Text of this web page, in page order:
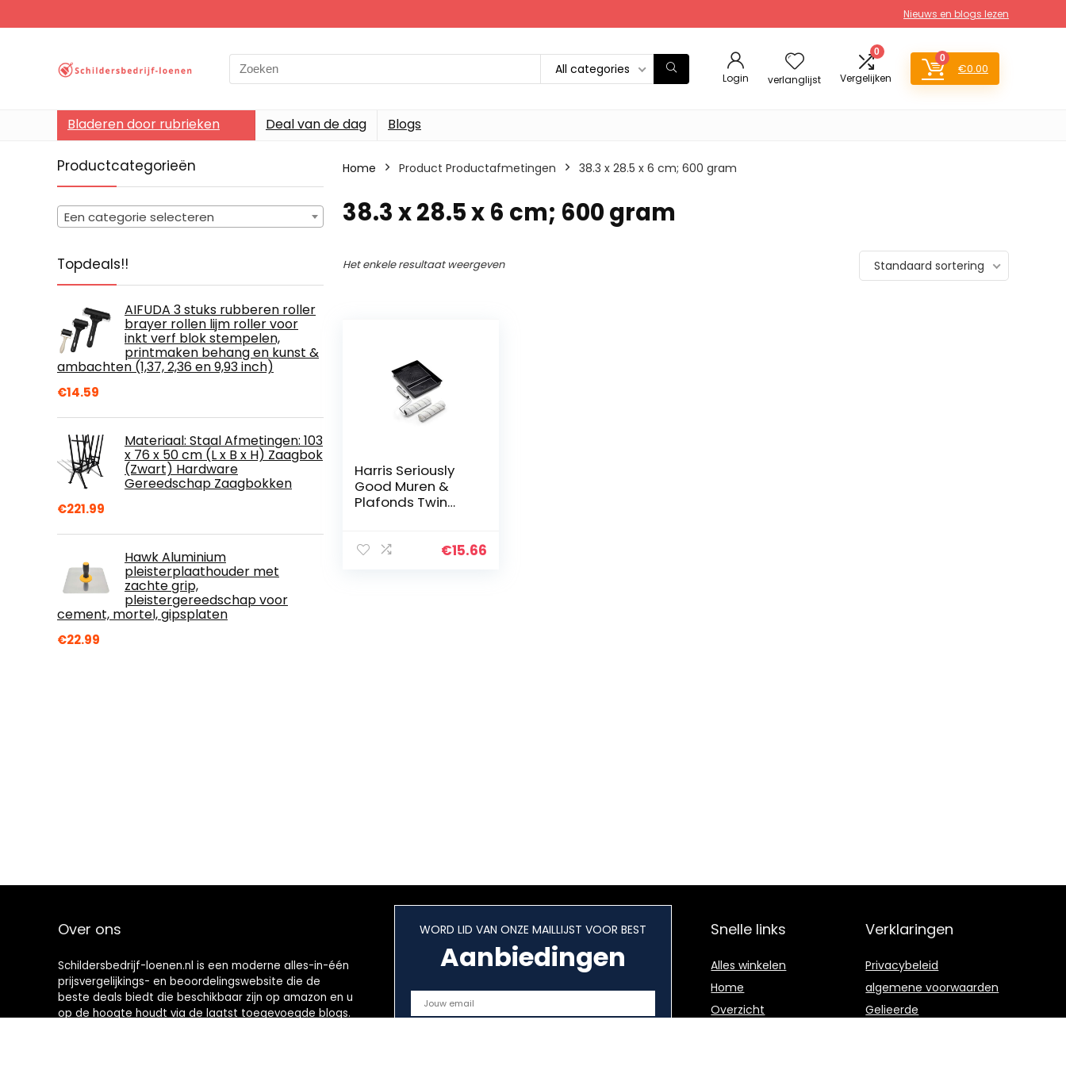
Nieuws en blogs lezen
Search
for:
All categories
Login verlanglijst
0
Vergelijken
0
€0.00
Bladeren door rubrieken Deal van de dag Blogs
Productcategorieën
Een categorie selecteren
Topdeals!!
AIFUDA 3 stuks rubberen roller
brayer rollen lijm roller voor
inkt verf blok stempelen,
printmaken behang en kunst &
ambachten (1,37, 2,36 en 9,93 inch)
€14.59
Materiaal: Staal Afmetingen: 103
x 76 x 50 cm (L x B x H) Zaagbok
(Zwart) Hardware
Gereedschap Zaagbokken
€221.99
Hawk Aluminium
pleisterplaathouder met
zachte grip,
pleistergereedschap voor
cement, mortel, gipsplaten
€22.99
Home Product Productafmetingen ‎38.3 x 28.5 x 6 cm; 600 gram
‎38.3 x 28.5 x 6 cm; 600 gram
Het enkele resultaat weergeven Standaard sortering
Harris Seriously
Good Muren &
Plafonds Twin
Dienblad & Frame
€15.66
Over ons
Schildersbedrijf-loenen.nl is een moderne alles-in-één
prijsvergelijkings- en beoordelingswebsite die de
beste deals biedt die beschikbaar zijn op amazon en u
op de hoogte houdt via de laatst toegevoegde blogs.
WORD LID VAN ONZE MAILLIJST VOOR BEST
Aanbiedingen
Snelle links
Alles winkelen
Home
Overzicht
Verklaringen
Privacybeleid
algemene voorwaarden
Gelieerde